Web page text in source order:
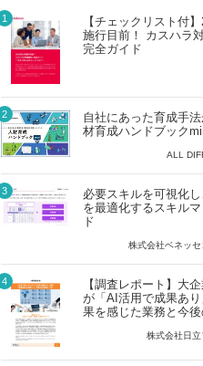
1
【チェックリスト付
施行目前！ カスハラ
完全ガイド
2
自社にあった育成手
材育成ハンドブック
ALL
3
必要スキルを可視化
を最適化するスキル
ド
株式会社ベネッ
4
【調査レポート】大
が「AI活用で成果あ
果を感じた業務と今
株式会社日